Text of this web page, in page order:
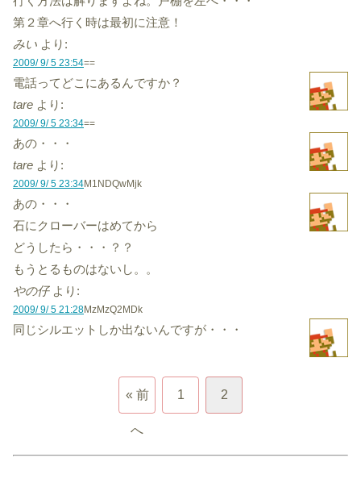
第２章へ行く時は最初に注意！
みい より:
2009/ 9/ 5 23:54==
電話ってどこにあるんですか？
tare より:
2009/ 9/ 5 23:34==
あの・・・
tare より:
2009/ 9/ 5 23:34M1NDQwMjk
あの・・・
石にクローバーはめてから
どうしたら・・・？？
もうとるものはないし。。
やの仔 より:
2009/ 9/ 5 21:28MzMzQ2MDk
同じシルエットしか出ないんですが・・・
« 前
へ
1 2